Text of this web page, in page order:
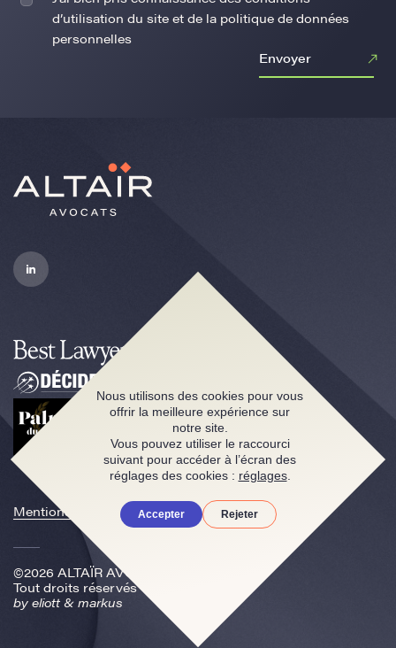
Mentions légales
©2026 ALTAÏR AVOCATS
Tout droits réservés
by eliott & markus
d’utilisation du site et de la politique de données
personnelles
Envoyer
Nous utilisons des cookies pour vous
offrir la meilleure expérience sur
notre site.
Vous pouvez utiliser le raccourci
suivant pour accéder à l’écran des
réglages des cookies : réglages.
Accepter Rejeter